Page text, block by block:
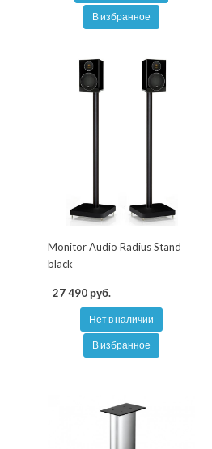
В избранное
Monitor Audio Radius Stand
black
27 490 руб.
Нет в наличии
В избранное